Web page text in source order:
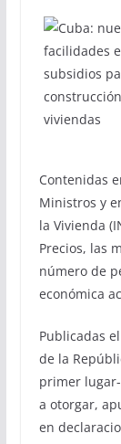
Contenidas
Ministros y
la Vivienda
Precios, las
número de
económica
Publicadas
de la
primer
a otorgar,
en